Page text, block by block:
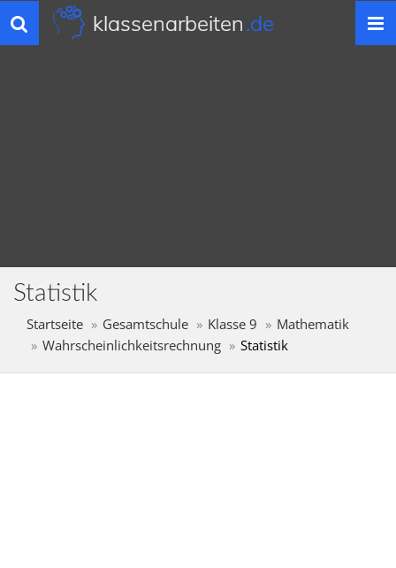
Toggle
navigation
klassenarbeiten.de
Statistik
Startseite Gesamtschule Klasse 9
Mathematik
Wahrscheinlichkeitsrechnung
Statistik